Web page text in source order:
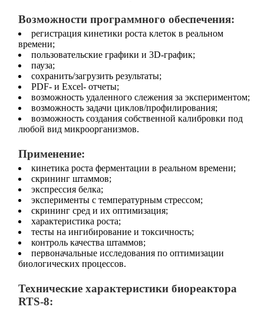
Возможности программного обеспечения:
регистрация кинетики роста клеток в реальном
времени;
пользовательские графики и 3D‐график;
пауза;
сохранить/загрузить результаты;
PDF- и Excel- отчеты;
возможность удаленного слежения за экспериментом;
возможность задачи циклов/профилирования;
возможность создания собственной калибровки под
любой вид микроорганизмов.
Применение:
кинетика роста ферментации в реальном времени;
скрининг штаммов;
экспрессия белка;
эксперименты с температурным стрессом;
скрининг сред и их оптимизация;
характеристика роста;
тесты на ингибирование и токсичность;
контроль качества штаммов;
первоначальные исследования по оптимизации
биологических процессов.
Технические характеристики биореактора
RTS-8: